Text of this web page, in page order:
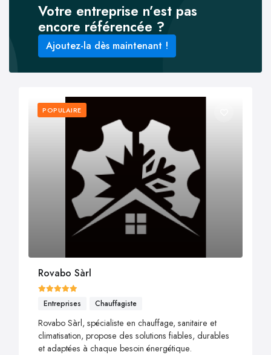
Votre entreprise n’est pas
encore référencée ?
Ajoutez-la dès maintenant !
POPULAIRE
Rovabo Sàrl
Entreprises Chauffagiste
Rovabo Sàrl, spécialiste en chauffage, sanitaire et
climatisation, propose des solutions fiables, durables
et adaptées à chaque besoin énergétique.